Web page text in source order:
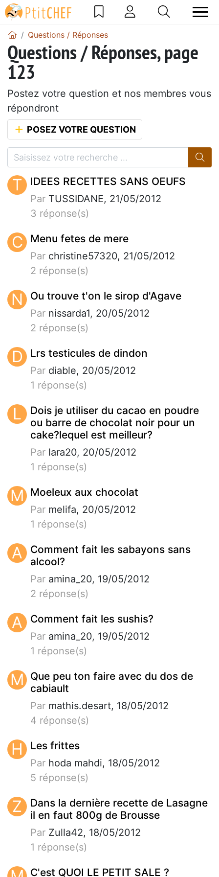
Questions / Réponses
Questions / Réponses, page
123
Postez votre question et nos membres vous
répondront
POSEZ VOTRE QUESTION
T IDEES RECETTES SANS OEUFS
Par TUSSIDANE, 21/05/2012
3 réponse(s)
C Menu fetes de mere
Par christine57320, 21/05/2012
2 réponse(s)
N Ou trouve t'on le sirop d'Agave
Par nissarda1, 20/05/2012
2 réponse(s)
D Lrs testicules de dindon
Par diable, 20/05/2012
1 réponse(s)
L
Dois je utiliser du cacao en poudre
ou barre de chocolat noir pour un
cake?lequel est meilleur?
Par lara20, 20/05/2012
1 réponse(s)
M Moeleux aux chocolat
Par melifa, 20/05/2012
1 réponse(s)
A
Comment fait les sabayons sans
alcool?
Par amina_20, 19/05/2012
2 réponse(s)
A Comment fait les sushis?
Par amina_20, 19/05/2012
1 réponse(s)
M Que peu ton faire avec du dos de
cabiault
Par mathis.desart, 18/05/2012
4 réponse(s)
H Les frittes
Par hoda mahdi, 18/05/2012
5 réponse(s)
Z
Dans la dernière recette de Lasagne
il en faut 800g de Brousse
Par Zulla42, 18/05/2012
1 réponse(s)
C'est QUOI LE PETIT SALE ?